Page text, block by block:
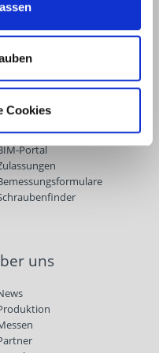
Cookies
ECS-Software
Portal
uns